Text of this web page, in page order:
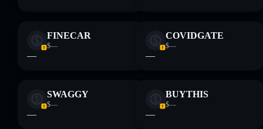
FINECAR
$—
—
COVIDGATE
$—
—
SWAGGY
$—
—
BUYTHIS
$—
—